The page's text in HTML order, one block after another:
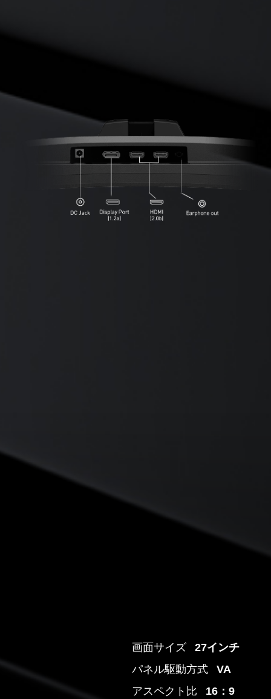
画面サイズ
27インチ
パネル駆動方式
VA
アスペクト比
16：9